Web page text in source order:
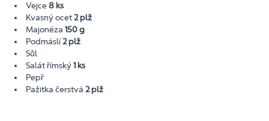
Vejce8 ks
Kvasný ocet2 plž
Majonéza 150 g
Podmáslí2 plž
Sůl
Salát římský1 ks
Pepř
Pažitka čerstvá 2 plž